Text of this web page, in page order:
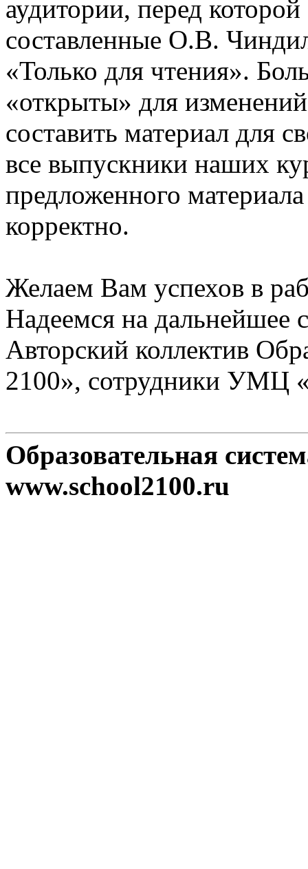
аудитории, перед
составленные О.В.
«Только для чтения».
«открыты» для
составить материал для
все выпускники наших
предложенного
корректно.
Желаем Вам успехов в
Надеемся на дальнейшее
Авторский коллектив
2100», сотрудники УМЦ
Образовательная
www.school2100.ru